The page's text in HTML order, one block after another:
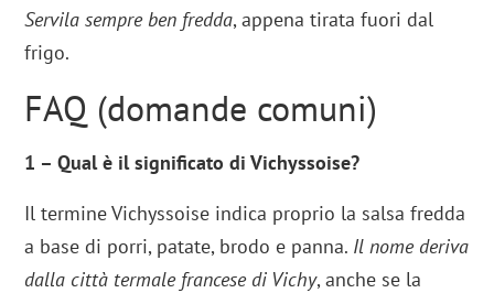
Servila sempre ben fredda, appena tirata fuori dal
frigo.
FAQ (domande comuni)
1 – Qual è il significato di Vichyssoise?
Il termine Vichyssoise indica proprio la salsa fredda
a base di porri, patate, brodo e panna. Il nome deriva
dalla città termale francese di Vichy, anche se la